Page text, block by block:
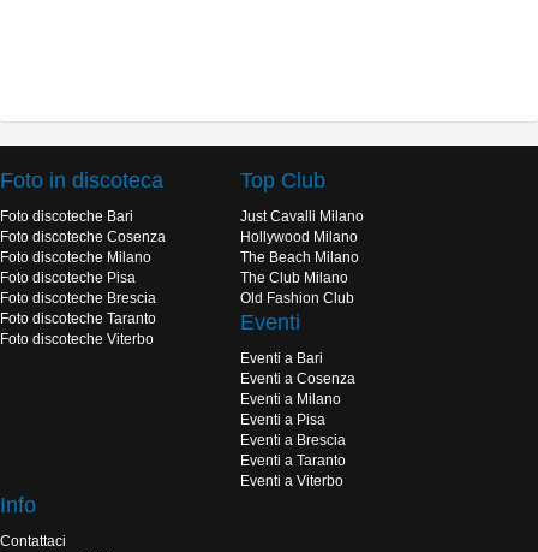
Foto in discoteca
Foto discoteche Bari
Foto discoteche Cosenza
Foto discoteche Milano
Foto discoteche Pisa
Foto discoteche Brescia
Foto discoteche Taranto
Foto discoteche Viterbo
Top Club
Just Cavalli Milano
Hollywood Milano
The Beach Milano
The Club Milano
Old Fashion Club
Eventi
Eventi a Bari
Eventi a Cosenza
Eventi a Milano
Eventi a Pisa
Eventi a Brescia
Eventi a Taranto
Eventi a Viterbo
Info
Contattaci